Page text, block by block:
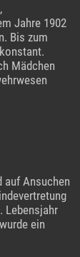
Jahre 1902
Bis zum
Mädchen
auf Ansuchen
Lebensjahr
ein